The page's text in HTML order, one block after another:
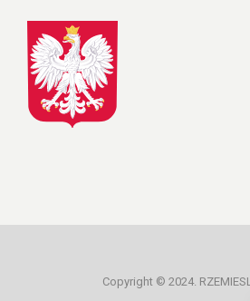
Copyright © 2024.